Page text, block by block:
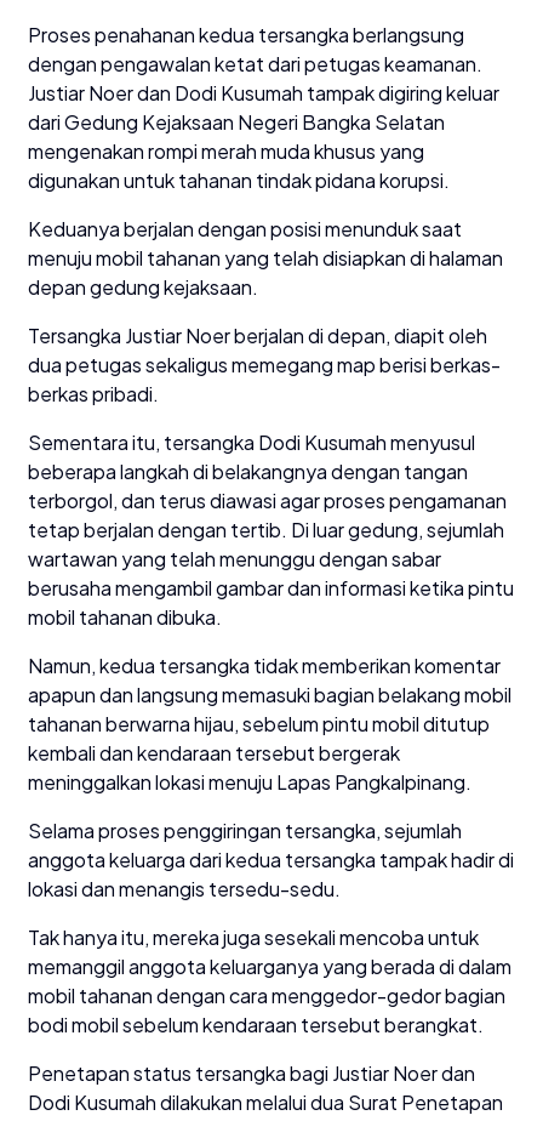
Proses penahanan kedua tersangka berlangsung
dengan pengawalan ketat dari petugas keamanan.
Justiar Noer dan Dodi Kusumah tampak digiring keluar
dari Gedung Kejaksaan Negeri Bangka Selatan
mengenakan rompi merah muda khusus yang
digunakan untuk tahanan tindak pidana korupsi.
Keduanya berjalan dengan posisi menunduk saat
menuju mobil tahanan yang telah disiapkan di halaman
depan gedung kejaksaan.
Tersangka Justiar Noer berjalan di depan, diapit oleh
dua petugas sekaligus memegang map berisi berkas-
berkas pribadi.
Sementara itu, tersangka Dodi Kusumah menyusul
beberapa langkah di belakangnya dengan tangan
terborgol, dan terus diawasi agar proses pengamanan
tetap berjalan dengan tertib. Di luar gedung, sejumlah
wartawan yang telah menunggu dengan sabar
berusaha mengambil gambar dan informasi ketika pintu
mobil tahanan dibuka.
Namun, kedua tersangka tidak memberikan komentar
apapun dan langsung memasuki bagian belakang mobil
tahanan berwarna hijau, sebelum pintu mobil ditutup
kembali dan kendaraan tersebut bergerak
meninggalkan lokasi menuju Lapas Pangkalpinang.
Selama proses penggiringan tersangka, sejumlah
anggota keluarga dari kedua tersangka tampak hadir di
lokasi dan menangis tersedu-sedu.
Tak hanya itu, mereka juga sesekali mencoba untuk
memanggil anggota keluarganya yang berada di dalam
mobil tahanan dengan cara menggedor-gedor bagian
bodi mobil sebelum kendaraan tersebut berangkat.
Penetapan status tersangka bagi Justiar Noer dan
Dodi Kusumah dilakukan melalui dua Surat Penetapan